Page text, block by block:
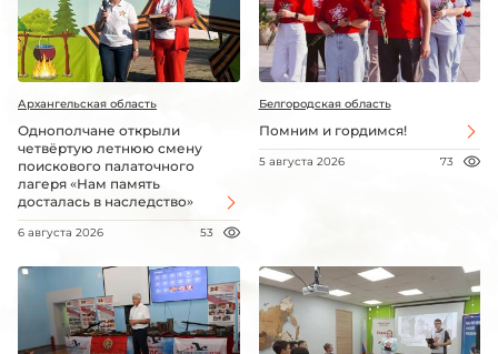
Архангельская область
Однополчане открыли
четвёртую летнюю смену
поискового палаточного
лагеря «Нам память
досталась в наследство»
6 августа 2026 53
Белгородская область
Помним и гордимся!
5 августа 2026 73